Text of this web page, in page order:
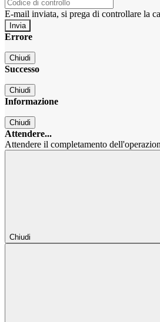
E-mail inviata, si prega di controllare la
Errore
Chiudi
Successo
Chiudi
Informazione
Chiudi
Attendere...
Attendere il completamento
Chiudi